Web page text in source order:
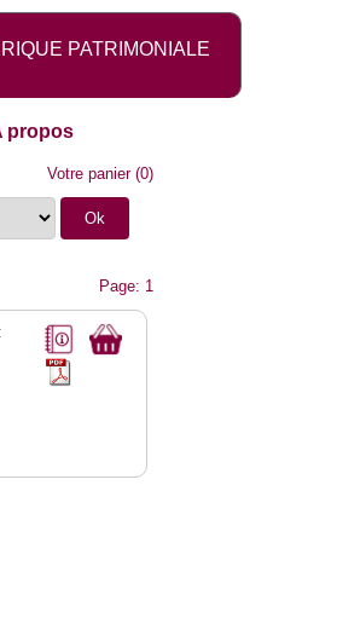
PATRIMONIALE
propos
Votre panier(0)
Page: 1